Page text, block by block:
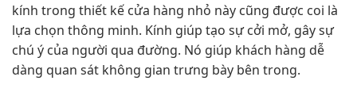
kính trong thiết kế cửa hàng nhỏ này cũng được coi là
lựa chọn thông minh. Kính giúp tạo sự cởi mở, gây sự
chú ý của người qua đường. Nó giúp khách hàng dễ
dàng quan sát không gian trưng bày bên trong.